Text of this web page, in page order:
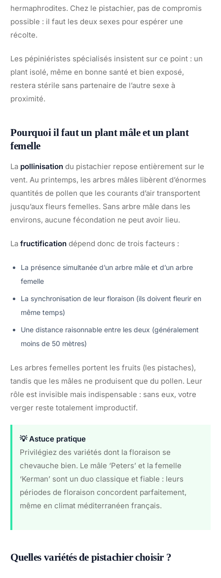
hermaphrodites. Chez le pistachier, pas de compromis
possible : il faut les deux sexes pour espérer une
récolte.
Les pépiniéristes spécialisés insistent sur ce point : un
plant isolé, même en bonne santé et bien exposé,
restera stérile sans partenaire de l’autre sexe à
proximité.
Pourquoi il faut un plant mâle et un plant
femelle
La pollinisation du pistachier repose entièrement sur le
vent. Au printemps, les arbres mâles libèrent d’énormes
quantités de pollen que les courants d’air transportent
jusqu’aux fleurs femelles. Sans arbre mâle dans les
environs, aucune fécondation ne peut avoir lieu.
La fructification dépend donc de trois facteurs :
La présence simultanée d’un arbre mâle et d’un arbre
femelle
La synchronisation de leur floraison (ils doivent fleurir en
même temps)
Une distance raisonnable entre les deux (généralement
moins de 50 mètres)
Les arbres femelles portent les fruits (les pistaches),
tandis que les mâles ne produisent que du pollen. Leur
rôle est invisible mais indispensable : sans eux, votre
verger reste totalement improductif.
💡 Astuce pratique
Privilégiez des variétés dont la floraison se
chevauche bien. Le mâle ‘Peters’ et la femelle
‘Kerman’ sont un duo classique et fiable : leurs
périodes de floraison concordent parfaitement,
même en climat méditerranéen français.
Quelles variétés de pistachier choisir ?